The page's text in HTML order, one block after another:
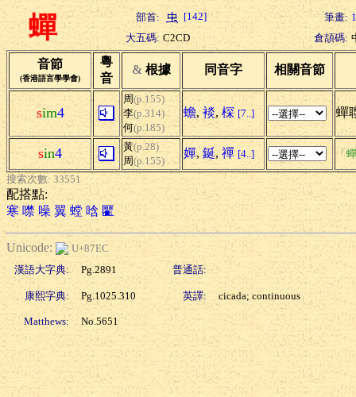
蟬 部首: [142] 筆畫:
大五碼: C2CD 倉頡碼:
音節
(香港語言學學會)
粵
音
& 根據 同音字 相關音節
sim4
周(p.155)
李(p.314)
何(p.185)
蟾, 裧, 棎 [7..] 蟬
sin4 黃(p.28)
周(p.155)
嬋, 鋋, 禪 [4..] 「
搜索次數: 33551
配搭點:
寒 噤 噪 翼 螳 唅 匷
Unicode:
U+87EC
漢語大字典:
Pg.2891 普通話:
康熙字典: Pg.1025.310 英譯: cicada; continuous
Matthews: No.5651